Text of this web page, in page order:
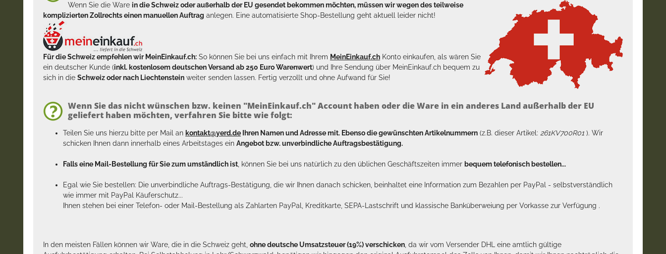
Wenn Sie die Ware in die Schweiz oder außerhalb der EU gesendet bekommen möchten, müssen wir wegen des teilweise
komplizierten Zollrechts einen manuellen Auftrag anlegen. Eine automatisierte Shop-Bestellung geht aktuell leider nicht!
Für die Schweiz empfehlen wir MeinEinkauf.ch: So können Sie bei uns einfach mit Ihrem MeinEinkauf.ch Konto einkaufen, als wären Sie
ein deutscher Kunde (inkl. kostenlosem deutschen Versand ab 250 Euro Warenwert) und Ihre Sendung über MeinEinkauf.ch bequem zu
sich in die Schweiz oder nach Liechtenstein weiter senden lassen. Fertig verzollt und ohne Aufwand für Sie!
Wenn Sie das nicht wünschen bzw. keinen "MeinEinkauf.ch" Account haben oder die Ware in ein anderes Land außerhalb der EU
geliefert haben möchten, verfahren Sie bitte wie folgt:
Teilen Sie uns hierzu bitte per Mail an kontakt@yerd.de Ihren Namen und Adresse mit. Ebenso die gewünschten Artikelnummern (z.B. dieser Artikel: 261KV700R01 ). Wir
schicken Ihnen dann innerhalb eines Arbeitstages ein Angebot bzw. unverbindliche Auftragsbestätigung.
Falls eine Mail-Bestellung für Sie zum umständlich ist , können Sie bei uns natürlich zu den üblichen Geschäftszeiten immer bequem telefonisch bestellen...
Egal wie Sie bestellen: Die unverbindliche Auftrags-Bestätigung, die wir Ihnen danach schicken, beinhaltet eine Information zum Bezahlen per PayPal - selbstverständlich
wie immer mit PayPal Käuferschutz...
Ihnen stehen bei einer Telefon- oder Mail-Bestellung als Zahlarten PayPal, Kreditkarte, SEPA-Lastschrift und klassische Banküberweiung per Vorkasse zur Verfügung .
In den meisten Fällen können wir Ware, die in die Schweiz geht, ohne deutsche Umsatzsteuer (19%) verschicken , da wir vom Versender DHL eine amtlich gültige